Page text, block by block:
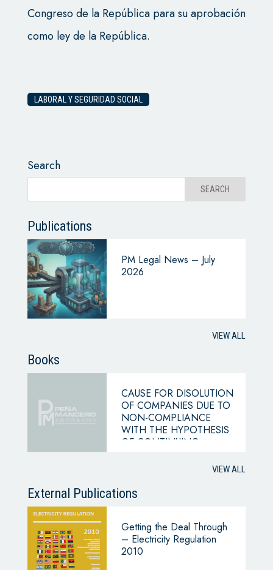
Congreso de la República para su aprobación
como ley de la República.
LABORAL Y SEGURIDAD SOCIAL
Search
Publications
PM Legal News – July
2026
VIEW ALL
Books
CAUSE FOR DISOLUTION
OF COMPANIES DUE TO
NON-COMPLIANCE
WITH THE HYPOTHESIS
OF CONTINUING
VIEW ALL
External Publications
Getting the Deal Through
– Electricity Regulation
2010